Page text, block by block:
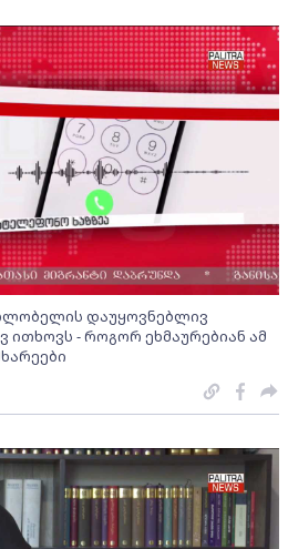
დაუყოვნებლივ
- როგორ ეხმაურებიან ამ